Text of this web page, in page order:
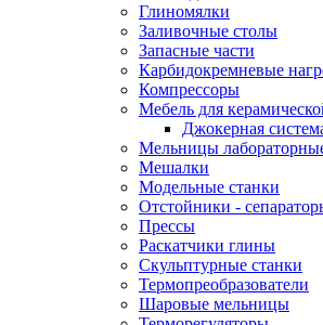
Глиномялки
Заливочные столы
Запасные части
Карбидокремневые
Компрессоры
Мебель для
Джокерная
Мельницы
Мешалки
Модельные станки
Отстойники -
Прессы
Раскатчики глины
Скульптурные станки
Термопреобразователи
Шаровые мельницы